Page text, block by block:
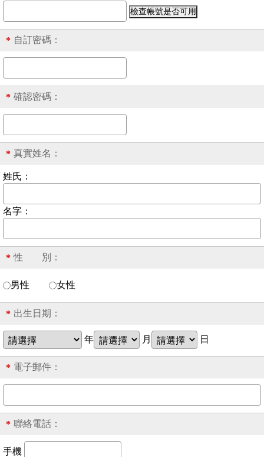
* 自訂密碼：
* 確認密碼：
* 真實姓名：
姓氏：
名字：
* 性 別：
男性 女性
* 出生日期：
年 月 日
* 電子郵件：
* 聯絡電話：
手機